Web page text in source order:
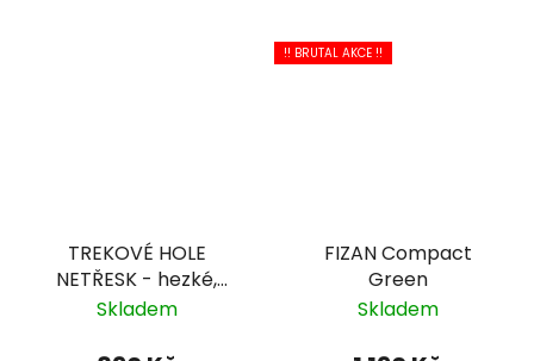
TREKOVÉ HOLE
NETŘESK - hezké,
spolehlivé trekové
Skladem
!! BRUTAL AKCE !!
FIZAN Compact
Green
Skladem